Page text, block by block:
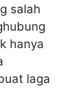
salah
hanya
laga